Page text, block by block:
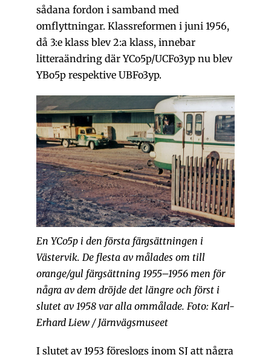
sådana fordon i samband med
omflyttningar. Klassreformen i juni 1956,
då 3:e klass blev 2:a klass, innebar
litteraändring där YCo5p/UCFo3yp nu blev
YBo5p respektive UBFo3yp.
En YCo5p i den första färgsättningen i
Västervik. De flesta av målades om till
orange/gul färgsättning 1955–1956 men för
några av dem dröjde det längre och först i
slutet av 1958 var alla ommålade. Foto: Karl-
Erhard Liew / Järnvägsmuseet
I slutet av 1953 föreslogs inom SJ att några